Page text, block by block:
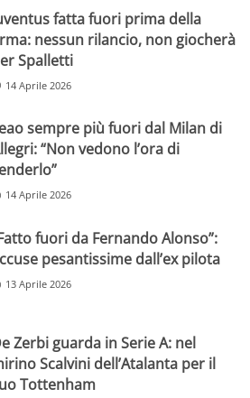
fatta fuori prima della
nessun rilancio, non giocherà
Spalletti
14 Aprile 2026
sempre più fuori dal Milan di
“Non vedono l’ora di
14 Aprile 2026
fuori da Fernando Alonso”:
pesantissime dall’ex pilota
13 Aprile 2026
Zerbi guarda in Serie A: nel
Scalvini dell’Atalanta per il
Tottenham